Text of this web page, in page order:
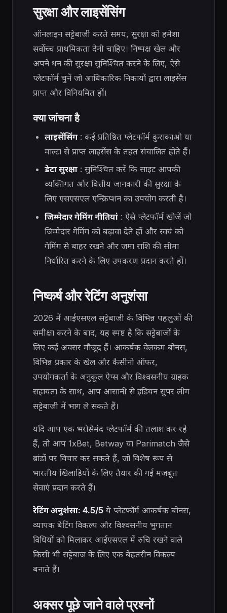
सुरक्षा और लाइसेंसिंग
ऑनलाइन सट्टेबाजी करते समय, सुरक्षा को हमेशा
सर्वोच्च प्राथमिकता देनी चाहिए। निष्पक्ष खेल और
अपने धन की सुरक्षा सुनिश्चित करने के लिए, ऐसे
प्लेटफॉर्म चुनें जो आधिकारिक निकायों द्वारा लाइसेंस
प्राप्त और विनियमित हों।
क्या जांचना है
लाइसेंसिंग: कई प्रतिष्ठित प्लेटफॉर्म कुराकाओ या
माल्टा से प्राप्त लाइसेंस के तहत संचालित होते हैं।
डेटा सुरक्षा: सुनिश्चित करें कि साइट आपकी
व्यक्तिगत और वित्तीय जानकारी की सुरक्षा के
लिए एसएसएल एन्क्रिप्शन का उपयोग करती है।
जिम्मेदार गेमिंग नीतियां: ऐसे प्लेटफॉर्म खोजें जो
जिम्मेदार गेमिंग को बढ़ावा देते हों और स्वयं को
गेमिंग से बाहर रखने और जमा राशि की सीमा
निर्धारित करने के लिए उपकरण प्रदान करते हों।
निष्कर्ष और रेटिंग अनुशंसा
2026 में आईएसएल सट्टेबाजी के विभिन्न पहलुओं की
समीक्षा करने के बाद, यह स्पष्ट है कि सट्टेबाजों के
लिए कई अवसर मौजूद हैं। आकर्षक वेलकम बोनस,
विभिन्न प्रकार के खेल और कैसीनो ऑफर,
उपयोगकर्ता के अनुकूल ऐप्स और विश्वसनीय ग्राहक
सहायता के साथ, आप आसानी से इंडियन सुपर लीग
सट्टेबाजी में भाग ले सकते हैं।
यदि आप एक भरोसेमंद प्लेटफॉर्म की तलाश कर रहे
हैं, तो आप 1xBet, Betway या Parimatch जैसे
ब्रांडों पर विचार कर सकते हैं, जो विशेष रूप से
भारतीय खिलाड़ियों के लिए तैयार की गई मजबूत
सेवाएं प्रदान करते हैं।
रेटिंग अनुशंसा: 4.5/5 ये प्लेटफॉर्म आकर्षक बोनस,
व्यापक बेटिंग विकल्प और विश्वसनीय भुगतान
विधियों को मिलाकर आईएसएल में रुचि रखने वाले
किसी भी सट्टेबाज के लिए एक बेहतरीन विकल्प
बनाते हैं।
अक्सर पूछे जाने वाले प्रश्नों